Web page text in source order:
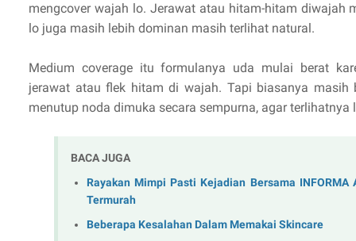
mengcover wajah lo. Jerawat atau hitam-hitam diwajah
lo juga masih lebih dominan masih terlihat natural.
Medium coverage itu formulanya uda mulai berat
jerawat atau flek hitam di wajah. Tapi biasanya masih
menutup noda dimuka secara sempurna, agar terlihatnya
BACA JUGA
Rayakan Mimpi Pasti Kejadian Bersama
Termurah
Beberapa Kesalahan Dalam Memakai Skincare